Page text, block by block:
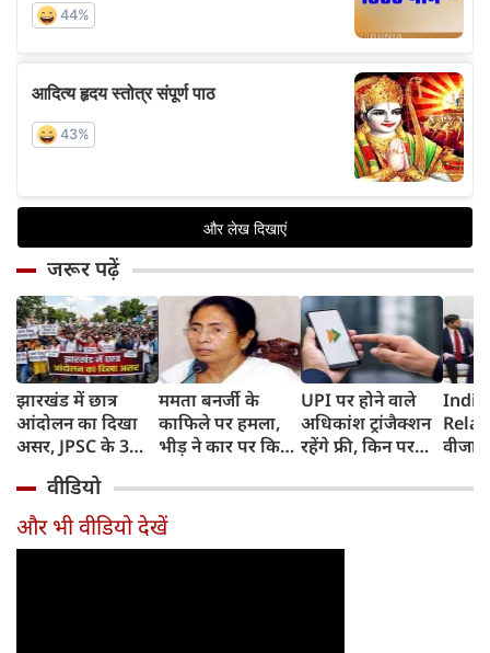
जरूर पढ़ें
झारखंड में छात्र
आंदोलन का दिखा
असर, JPSC के 3
इस्‍तीफा, प्रदर्शन को
लेकर क्या बोले CM
हेमंत सोरेन?
ममता बनर्जी के
काफिले पर हमला,
भीड़ ने कार पर किया
पुलिस पर लगा यह
आरोप
UPI पर होने वाले
अधिकांश ट्रांजैक्शन
रहेंगे फ्री, किन पर
ने दिया बड़ा अपडेट
वीजा
वीडियो
और भी वीडियो देखें